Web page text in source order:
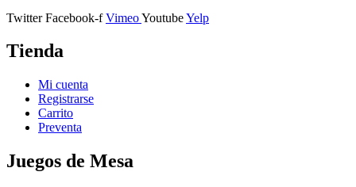
Twitter Facebook-f VimeoYoutubeYelp
Tienda
Mi cuenta
Registrarse
Carrito
Preventa
Juegos de Mesa